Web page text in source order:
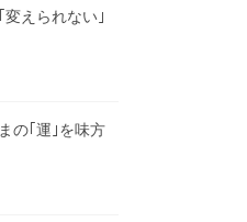
えられない｣
の｢運｣を味方